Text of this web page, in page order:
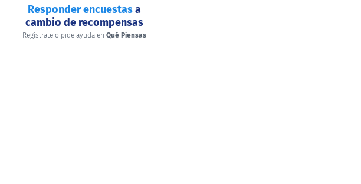
Responder encuestasa
cambio de recompensas
Regístrate o pide ayuda en Qué Piensas